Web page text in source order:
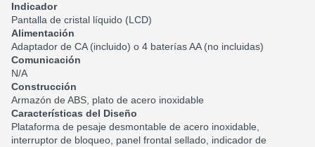
Indicador
Pantalla de cristal líquido (LCD)
Alimentación
Adaptador de CA (incluido) o 4 baterías AA (no incluidas)
Comunicación
N/A
Construcción
Armazón de ABS, plato de acero inoxidable
Características del Diseño
Plataforma de pesaje desmontable de acero inoxidable,
interruptor de bloqueo, panel frontal sellado, indicador de